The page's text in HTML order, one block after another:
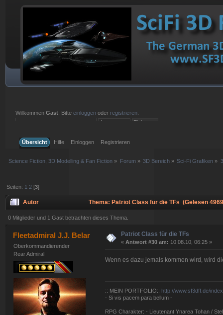
WillkommenGast . Bitteeinloggen oder registrieren
Übersicht
Hilfe Einloggen Registrieren
Science Fiction, 3D Modelling & Fan Fiction » Forum» 3D Bereich » Sci-Fi Grafiken »
Seiten: 1 2 [3]
Autor Thema: Patriot Class für die TFs (Gelesen
0 Mitglieder und 1 Gast betrachten dieses Thema.
Fleetadmiral J.J. Belar
Oberkommandierender
Rear Admiral
Patriot Class für die TFs
« Antwort #30 am: 10.08.10, 06:25 »
Wenn es dazu jemals kommen wird, wird
:: MEIN PORTFOLIO:: http://www.sf3dff.de/
- Si vis pacem para bellum -
RPG Charakter: - Lieutenant Ynarea Tohan /